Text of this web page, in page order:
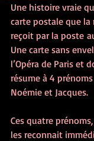
Une histoire vraie
carte postale que la
reçoit par la poste
Une carte sans
l’Opéra de Paris et
résume à 4 prénoms
Noémie et Jacques.
Ces quatre
les reconnait